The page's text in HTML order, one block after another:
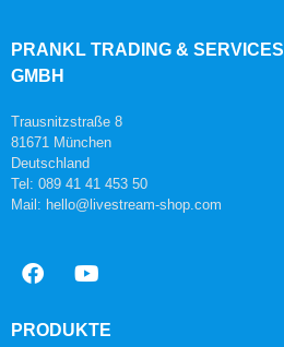
PRANKL TRADING & SERVICES
GMBH
Trausnitzstraße 8
81671 München
Deutschland
Tel: 089 41 41 453 50
Mail: hello@livestream-shop.com
PRODUKTE